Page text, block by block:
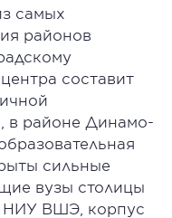
самых
районов
составит
в районе Динамо-
сильные
вузы столицы
ВШЭ, корпус